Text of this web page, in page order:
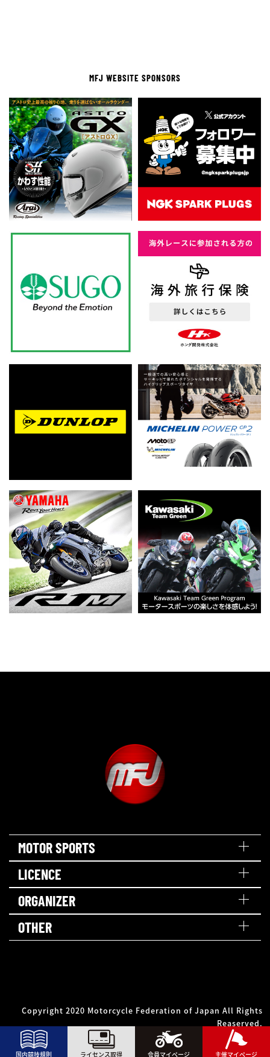
国内競技規則 ライセンス取得 会員マイページ 主催マイページ
MFJ WEBSITE SPONSORS
MOTOR SPORTS
LICENCE
ORGANIZER
OTHER
Copyright 2020 Motorcycle Federation of Japan All Rights
Reaserved.